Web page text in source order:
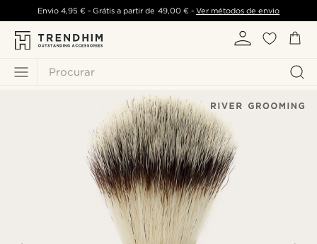
Procurar
Envio 4,95 €- Grátis a partir de 49,00 €- Ver métodos de envio